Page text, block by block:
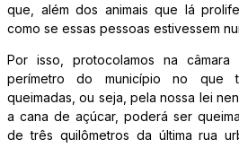
que, além dos animais que lá
como se essas pessoas estivessem
Por isso, protocolamos na
perímetro do município no que
queimadas, ou seja, pela nossa lei
a cana de açúcar, poderá ser
de três quilômetros da última rua